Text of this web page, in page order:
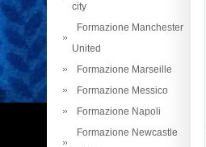
city
Formazione Manchester
United
Formazione Marseille
Formazione Messico
Formazione Napoli
Formazione Newcastle